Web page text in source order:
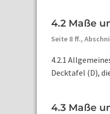
4.2 Maße
Seite 8 ff.,
4.2.1
Decktafel (D),
4.3 Maße